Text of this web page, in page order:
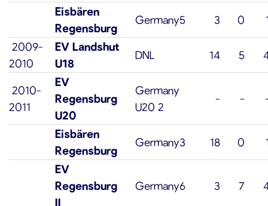
Eisbären
Regensburg
Germany5 3 0
2009-
2010
EV Landshut
U18
DNL 14 5
2010-
2011
EV
Regensburg
U20
Germany
U20 2
- -
Eisbären
Regensburg
Germany3 18 0
EV
Regensburg
II
Germany6 3 7